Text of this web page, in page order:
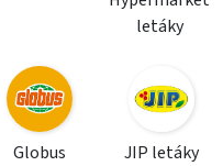
letáky
Globus
JIP letáky